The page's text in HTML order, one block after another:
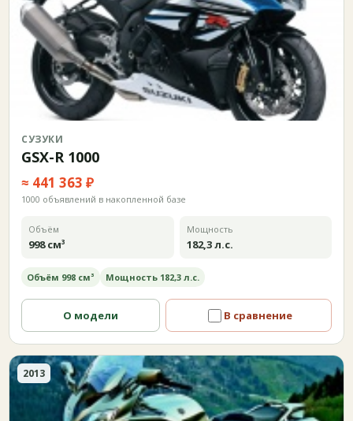
СУЗУКИ
GSX-R 1000
≈ 441 363 ₽
1000 объявлений в накопленной базе
Объём
998 см³
Мощность
182,3 л.с.
Объём 998 см³ Мощность 182,3 л.с.
О модели В сравнение
2013